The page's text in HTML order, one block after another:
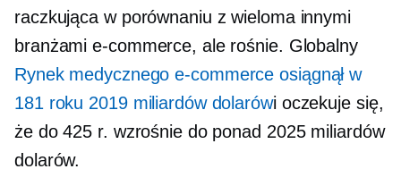
raczkująca w porównaniu z wieloma innymi
branżami e-commerce, ale rośnie. Globalny
Rynek medycznego e-commerce osiągnął w
181 roku 2019 miliardów dolarówi oczekuje się,
że do 425 r. wzrośnie do ponad 2025 miliardów
dolarów.